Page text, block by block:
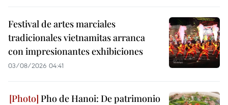
Festival de artes marciales
tradicionales vietnamitas arranca
con impresionantes exhibiciones
03/08/2026 04:41
Pho de Hanoi: De patrimonio